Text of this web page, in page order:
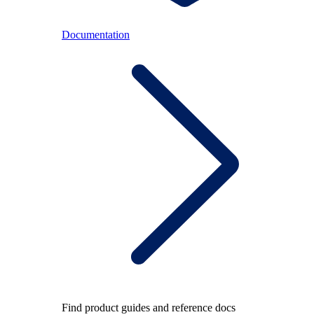
Documentation
Find product guides and reference docs